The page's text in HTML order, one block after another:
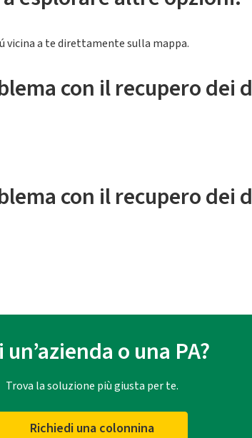
vicina a te direttamente sulla mappa.
con il recupero dei
con il recupero dei
un’azienda o una PA?
Trova la soluzione più giusta per te.
Richiedi una colonnina